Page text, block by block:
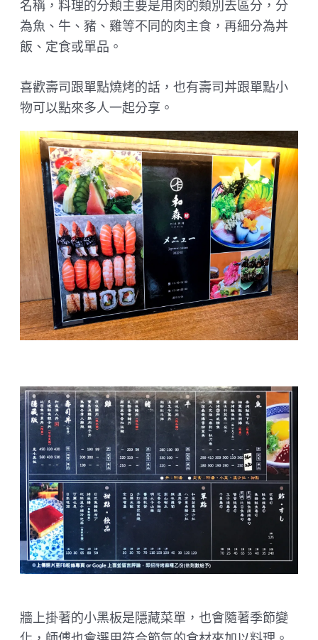
名稱，料理的分類主要是用肉的類別去區分，分
為魚、牛、豬、雞等不同的肉主食，再細分為丼
飯、定食或單品。
喜歡壽司跟單點燒烤的話，也有壽司丼跟單點小
物可以點來多人一起分享。
牆上掛著的小黑板是隱藏菜單，也會隨著季節變